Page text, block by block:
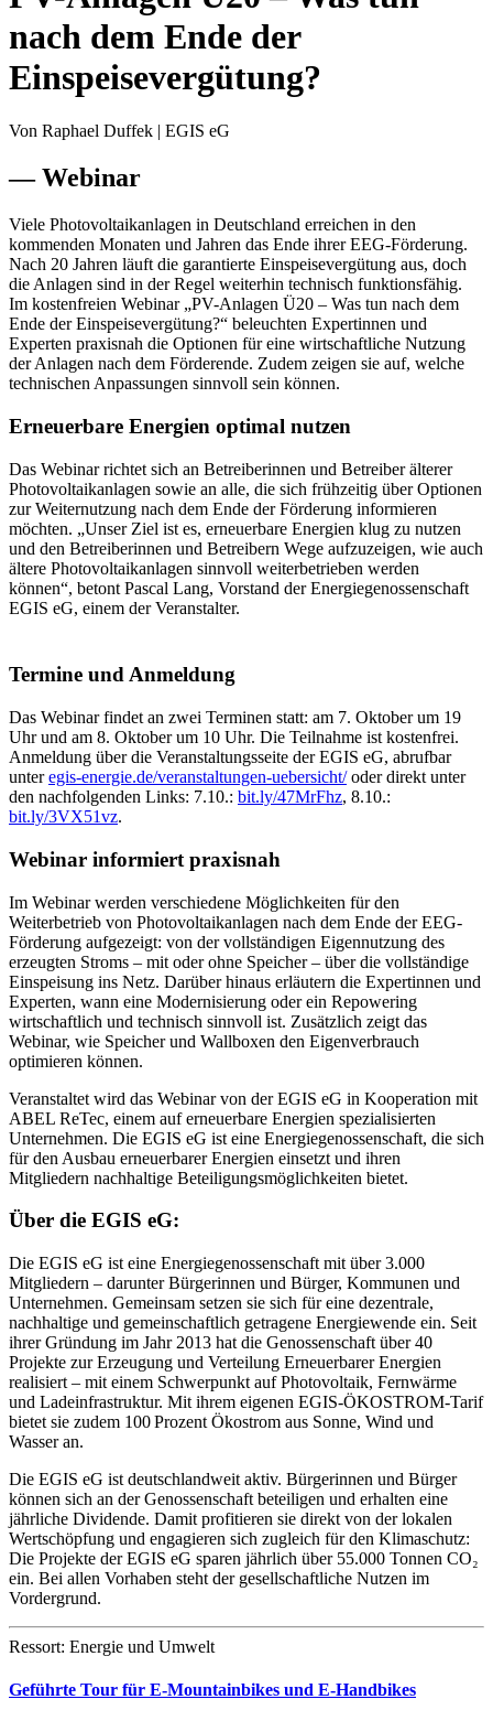
nach dem Ende der
Einspeisevergütung?
Von Raphael Duffek | EGIS eG
— Webinar
Viele Photovoltaikanlagen in Deutschland erreichen in den
kommenden Monaten und Jahren das Ende ihrer EEG-Förderung.
Nach 20 Jahren läuft die garantierte Einspeisevergütung aus, doch
die Anlagen sind in der Regel weiterhin technisch funktionsfähig.
Im kostenfreien Webinar „PV-Anlagen Ü20 – Was tun nach dem
Ende der Einspeisevergütung?“ beleuchten Expertinnen und
Experten praxisnah die Optionen für eine wirtschaftliche Nutzung
der Anlagen nach dem Förderende. Zudem zeigen sie auf, welche
technischen Anpassungen sinnvoll sein können.
Erneuerbare Energien optimal nutzen
Das Webinar richtet sich an Betreiberinnen und Betreiber älterer
Photovoltaikanlagen sowie an alle, die sich frühzeitig über Optionen
zur Weiternutzung nach dem Ende der Förderung informieren
möchten. „Unser Ziel ist es, erneuerbare Energien klug zu nutzen
und den Betreiberinnen und Betreibern Wege aufzuzeigen, wie auch
ältere Photovoltaikanlagen sinnvoll weiterbetrieben werden
können“, betont Pascal Lang, Vorstand der Energiegenossenschaft
EGIS eG, einem der Veranstalter.
Termine und Anmeldung
Das Webinar findet an zwei Terminen statt: am 7. Oktober um 19
Uhr und am 8. Oktober um 10 Uhr. Die Teilnahme ist kostenfrei.
Anmeldung über die Veranstaltungsseite der EGIS eG, abrufbar
unteregis-energie.de/veranstaltungen-uebersicht/oder direkt unter
den nachfolgenden Links: 7.10.: bit.ly/47MrFhz, 8.10.:
bit.ly/3VX51vz.
Webinar informiert praxisnah
Im Webinar werden verschiedene Möglichkeiten für den
Weiterbetrieb von Photovoltaikanlagen nach dem Ende der EEG-
Förderung aufgezeigt: von der vollständigen Eigennutzung des
erzeugten Stroms – mit oder ohne Speicher – über die vollständige
Einspeisung ins Netz. Darüber hinaus erläutern die Expertinnen und
Experten, wann eine Modernisierung oder ein Repowering
wirtschaftlich und technisch sinnvoll ist. Zusätzlich zeigt das
Webinar, wie Speicher und Wallboxen den Eigenverbrauch
optimieren können.
Veranstaltet wird das Webinar von der EGIS eG in Kooperation mit
ABEL ReTec, einem auf erneuerbare Energien spezialisierten
Unternehmen. Die EGIS eG ist eine Energiegenossenschaft, die sich
für den Ausbau erneuerbarer Energien einsetzt und ihren
Mitgliedern nachhaltige Beteiligungsmöglichkeiten bietet.
Über die EGIS eG:
Die EGIS eG ist eine Energiegenossenschaft mit über 3.000
Mitgliedern – darunter Bürgerinnen und Bürger, Kommunen und
Unternehmen. Gemeinsam setzen sie sich für eine dezentrale,
nachhaltige und gemeinschaftlich getragene Energiewende ein. Seit
ihrer Gründung im Jahr 2013 hat die Genossenschaft über 40
Projekte zur Erzeugung und Verteilung Erneuerbarer Energien
realisiert – mit einem Schwerpunkt auf Photovoltaik, Fernwärme
und Ladeinfrastruktur. Mit ihrem eigenen EGIS-ÖKOSTROM-Tarif
bietet sie zudem 100 Prozent Ökostrom aus Sonne, Wind und
Wasser an.
Die EGIS eG ist deutschlandweit aktiv. Bürgerinnen und Bürger
können sich an der Genossenschaft beteiligen und erhalten eine
jährliche Dividende. Damit profitieren sie direkt von der lokalen
Wertschöpfung und engagieren sich zugleich für den Klimaschutz:
Die Projekte der EGIS eG sparen jährlich über 55.000 Tonnen CO₂
ein. Bei allen Vorhaben steht der gesellschaftliche Nutzen im
Vordergrund.
Ressort: Energie und Umwelt
Geführte Tour für E-Mountainbikes und E-Handbikes